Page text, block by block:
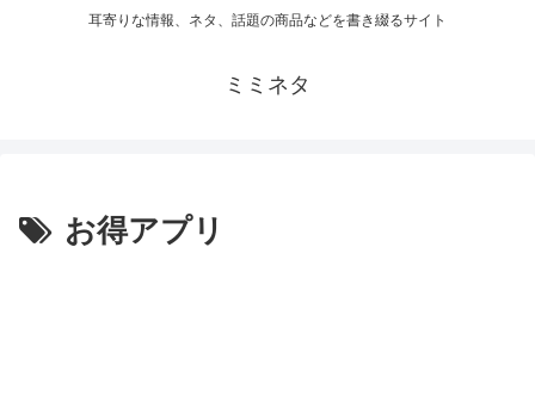
耳寄りな情報、ネタ、話題の商品などを書き綴るサイト
ミミネタ
お得アプリ